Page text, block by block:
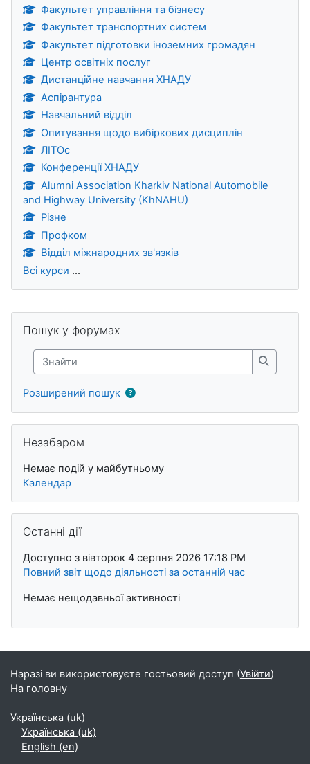
Факультет управління та бізнесу
Факультет транспортних систем
Факультет підготовки іноземних громадян
Центр освітніх послуг
Дистанційне навчання ХНАДУ
Аспірантура
Навчальний відділ
Опитування щодо вибіркових дисциплін
ЛІТОс
Конференції ХНАДУ
Alumni Association Kharkiv National Automobile
and Highway University (KhNAHU)
Різне
Профком
Відділ міжнародних зв'язків
Всі курси ...
Блоки
Пошук у форумах
Знайти
Знайти
Розширений пошук
Незабаром
Немає подій у майбутньому
Календар
Останні дії
Доступно з вівторок 4 серпня 2026 17:18 PM
Повний звіт щодо діяльності за останній час
Немає нещодавньої активності
Наразі ви використовуєте гостьовий доступ (Увійти)
На головну
Українська ‎(uk)‎
Українська ‎(uk)‎
English ‎(en)‎